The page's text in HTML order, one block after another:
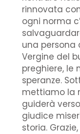
rinnovata
ogni norma
una persona
Vergine del
preghiere, le
speranze.
mettiamo la
guiderà
giudice
storia.